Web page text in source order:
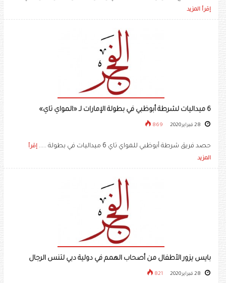
إقرأ المزيد
6 ميداليات لشرطة أبوظبي في بطولة الإمارات لـ «المواي تاي»
869
حصد فريق شرطة أبوظبي للمواي تاي 6 ميداليات في بطولة .....
إقرأ
المزيد
بايس يزور الأطفال من أصحاب الهمم في دولية دبي لتنس الرجال
821